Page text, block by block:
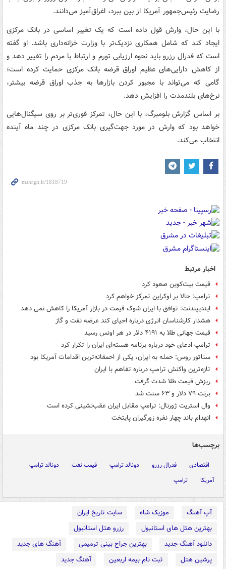
رضایت رئیس‌جمهور آمریکا از بین ببرد، اغراق‌آمیز می‌دانند.
با این حال، وارش قول داده است که یک تغییر اساسی در بانک مرکزی
ایجاد کند که شامل همکاری نزدیک‌تر با وزارت خزانه‌داری باشد. او گفته
است که فدرال رزرو باید نحوه ارزیابی تورم و ارتباط با مردم را تغییر دهد و
از کاهش دارایی‌های عظیم اوراق قرضه بانک مرکزی حمایت کرده است؛
گامی که می‌تواند با مجبور کردن بازارها به جذب اوراق قرضه بیشتر،
نرخ‌های بلندمدت را افزایش دهد.
بر اساس گزارش بلومبرگ، با این حال، تمرکز فوری‌تر بر روی سیگنال‌هایی
خواهد بود که وارش در مورد جهت‌گیری بانک مرکزی در چند ماه آینده
انتخاب می‌کند.
اخبار مرتبط
قیمت بیت‌کوین صعود کرد
ترامپ: حالا بر اوکراین تمرکز خواهم کرد
ایندیپندنت: توافق با ایران شوک قیمت‌ در بازار آمریکا را کاهش نمی دهد
هشدار کارشناسان انرژی درباره احیای کند عرضه نفت و گاز
قیمت جهانی طلا به ۴۱۹۱ دلار در هر اونس رسید
ترامپ ادعای خود درباره برنامه هسته‌ای ایران را تکرار کرد
سناتور روس: حمله به ایران، یکی از احمقانه‌ترین اقدامات آمریکا بود
تازه‌ترین واکنش ترامپ درباره تفاهم با ایران
ریزش قیمت طلا شدت گرفت
برنت ۷۹ دلار و ۶۳ سنت شد
وال استریت ژورنال: ترامپ مقابل ایران عقب‌نشینی کرده است
انهدام باند چهار نفره زورگیران پایتخت
برچسب‌ها
اقتصادی فدرال رزرو دونالد ترامپ قیمت نفت
دونالد ترامپ
آمریکا
ترامپ
آپ آهنگ موزیک شاه
سایت تاریخ ایران
بهترین هتل های استانبول
رزرو هتل استانبول
دانلود آهنگ جدید
بهترین جراح بینی ترمیمی
آهنگ های جدید
پرشین هتل
ثبت نام بیمه اربعین
آهنگ جدید